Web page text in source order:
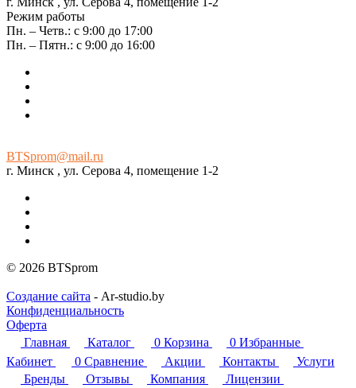
Режим работы
Пн. – Четв.: с 9:00 до 17:00
Пн. – Пятн.: с 9:00 до 16:00
BTSprom@mail.ru
г. Минск , ул. Серова 4, помещение 1-2
© 2026 BTSprom
Создание сайта - Ar-studio.by
Конфиденциальность
Оферта
Главная
Каталог 0 Корзина 0 Избранные
Кабинет
0 Сравнение Акции Контакты
Услуги
Бренды
Отзывы Компания
Лицензии